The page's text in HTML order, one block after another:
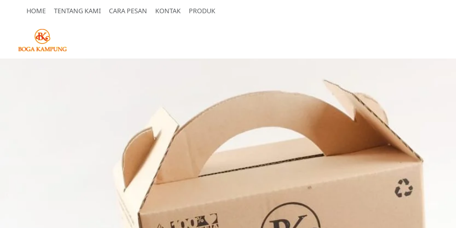
HOME TENTANG KAMI CARA PESAN KONTAK PRODUK